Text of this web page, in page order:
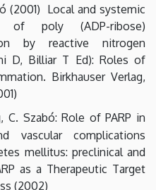
(2001) Local and systemic
of poly (ADP-ribose)
by reactive nitrogen
D, Billiar T Ed): Roles of
Birkhauser Verlag,
C. Szabó: Role of PARP in
vascular complications
mellitus: preclinical and
as a Therapeutic Target
(2002)